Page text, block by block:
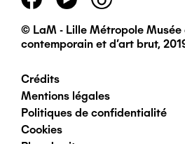
principal
© LaM - Lille Métropole
contemporain et d'art brut,
Pied
de
Crédits
Mentions légales
Politiques de confidentialité
Cookies